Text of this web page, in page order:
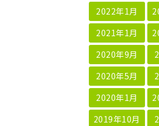
2022年1月
2021年1月
2020年9月
2020年5月
2020年1月
2019年10月